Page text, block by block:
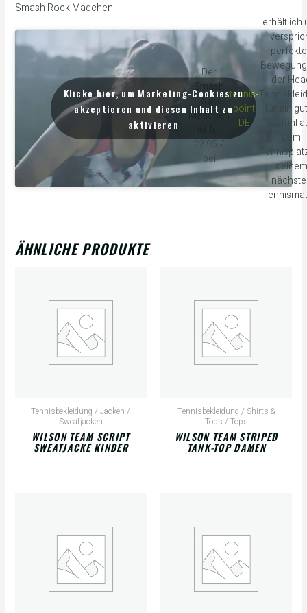
Smash Rock Mädchen
Der
Smash
Rock
Mädchen
22.95 €
bei
tennis-
point
DE
erhältlich
der
für ein
Gefühl
dem
deinem
Klicke hier, um Marketing-Cookies zu
akzeptieren und diesen Inhalt zu
aktivieren
ÄHNLICHE PRODUKTE
Tennisbekleidung / Jacken /
Sweatjacken
WILSON TEAM SCRIPT
SWEATJACKE KINDER
Tennisbekleidung / Shirts &
Tops / Tops
WILSON TEAM STRIPED
TANK-TOP DAMEN